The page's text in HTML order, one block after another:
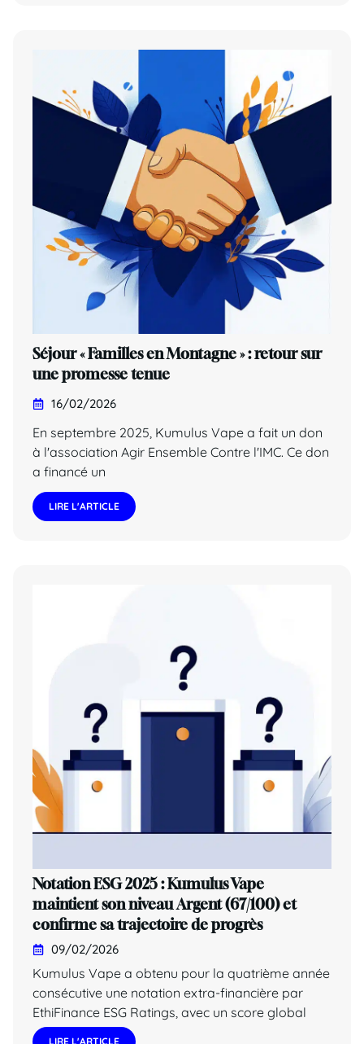
Séjour « Familles en Montagne » : retour sur
une promesse tenue
16/02/2026
En septembre 2025, Kumulus Vape a fait un don
à l'association Agir Ensemble Contre l'IMC. Ce don
a financé un
LIRE L'ARTICLE
Notation ESG 2025 : Kumulus Vape
maintient son niveau Argent (67/100) et
confirme sa trajectoire de progrès
09/02/2026
Kumulus Vape a obtenu pour la quatrième année
consécutive une notation extra-financière par
EthiFinance ESG Ratings, avec un score global
LIRE L'ARTICLE